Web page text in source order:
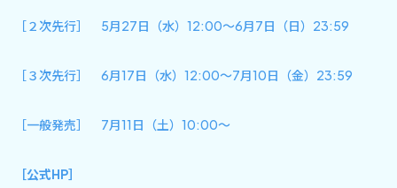
［２次先行］ 5月27日（水）12:00～6月7日（日）23:59
［３次先行］ 6月17日（水）12:00～7月10日（金）23:59
［一般発売］ 7月11日（土）10:00～
［公式HP］